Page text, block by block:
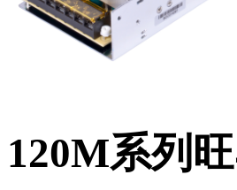
120M系列